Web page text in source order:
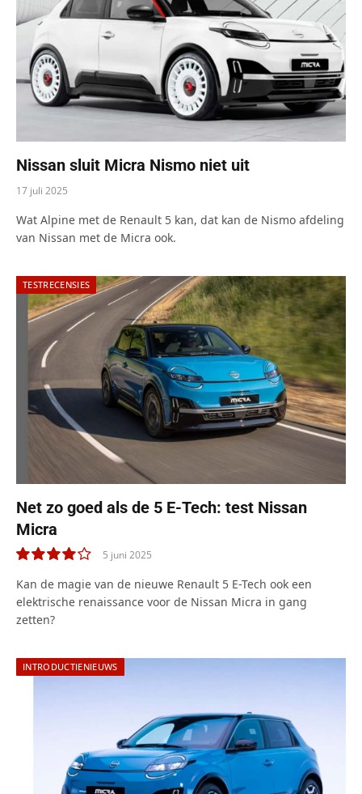
Nissan sluit Micra Nismo niet uit
17 juli 2025
Wat Alpine met de Renault 5 kan, dat kan de Nismo afdeling
van Nissan met de Micra ook.
TESTRECENSIES
Net zo goed als de 5 E-Tech: test Nissan
Micra
8.0
5 juni 2025
Kan de magie van de nieuwe Renault 5 E-Tech ook een
elektrische renaissance voor de Nissan Micra in gang
zetten?
INTRODUCTIENIEUWS